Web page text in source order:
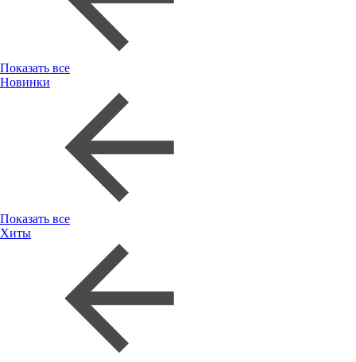
Показать все
Новинки
Показать все
Хиты